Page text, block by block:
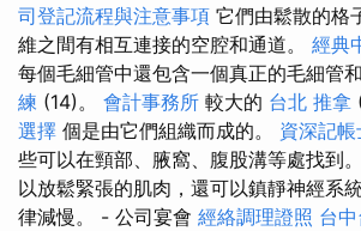
司登記流程與注意事項 它們由鬆散的格
維之間有相互連接的空腔和通道。 經典
每個毛細管中還包含一個真正的毛細管
練 (14)。 會計事務所 較大的 台北 推拿
選擇 個是由它們組織而成的。 資深記
些可以在頸部、腋窩、腹股溝等處找到
以放鬆緊張的肌肉，還可以鎮靜神經系
律減慢。 - 公司宴會 經絡調理證照 台